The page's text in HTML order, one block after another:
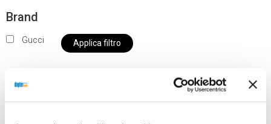
Brand
Gucci Applica filtro